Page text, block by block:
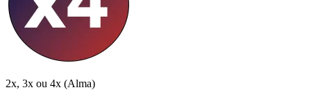
2x, 3x ou 4x (Alma)